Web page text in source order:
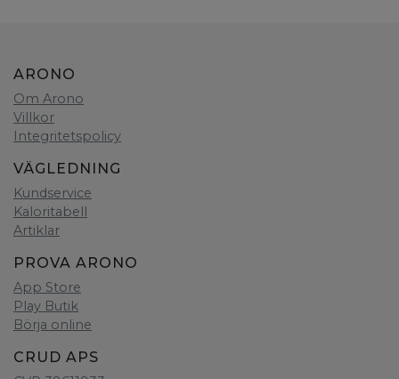
ARONO
Om Arono
Villkor
Integritetspolicy
VÄGLEDNING
Kundservice
Kaloritabell
Artiklar
PROVA ARONO
App Store
Play Butik
Börja online
CRUD APS